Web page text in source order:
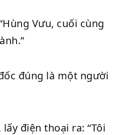
Vưu, cuối cùng
đúng là một người
điện thoại ra: “Tôi